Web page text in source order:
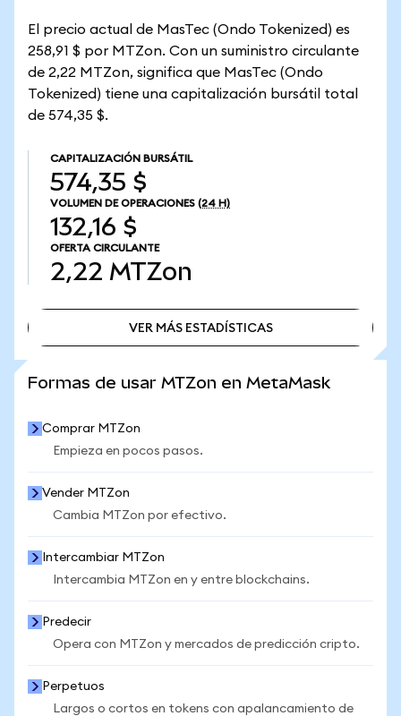
El precio actual de MasTec (Ondo Tokenized) es
258,91 $ por MTZon. Con un suministro circulante
de 2,22 MTZon, significa que MasTec (Ondo
Tokenized) tiene una capitalización bursátil total
de 574,35 $.
CAPITALIZACIÓN BURSÁTIL
574,35 $
VOLUMEN DE OPERACIONES (24 H)
132,16 $
OFERTA CIRCULANTE
2,22 MTZon
VER MÁS ESTADÍSTICAS
Formas de usar MTZon en MetaMask
Comprar MTZon
Empieza en pocos pasos.
Vender MTZon
Cambia MTZon por efectivo.
Intercambiar MTZon
Intercambia MTZon en y entre blockchains.
Predecir
Opera con MTZon y mercados de predicción cripto.
Perpetuos
Largos o cortos en tokens con apalancamiento de